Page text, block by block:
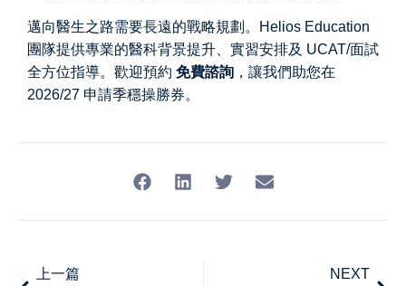
邁向醫生之路需要長遠的戰略規劃。Helios Education
團隊提供專業的醫科背景提升、實習安排及 UCAT/面試
全方位指導。歡迎預約 免費諮詢 ，讓我們助您在
2026/27 申請季穩操勝券。
上一篇 NEXT